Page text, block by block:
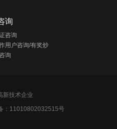
询
咨询
用户咨询/有奖炒
询
新技术企业
：11010802032515号